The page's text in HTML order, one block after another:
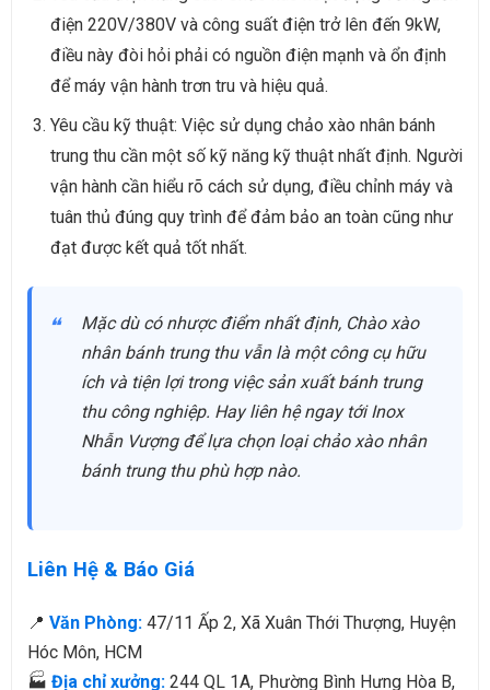
điện 220V/380V và công suất điện trở lên đến 9kW,
điều này đòi hỏi phải có nguồn điện mạnh và ổn định
để máy vận hành trơn tru và hiệu quả.
Yêu cầu kỹ thuật: Việc sử dụng chảo xào nhân bánh
trung thu cần một số kỹ năng kỹ thuật nhất định. Người
vận hành cần hiểu rõ cách sử dụng, điều chỉnh máy và
tuân thủ đúng quy trình để đảm bảo an toàn cũng như
đạt được kết quả tốt nhất.
Mặc dù có nhược điểm nhất định, Chào xào
nhân bánh trung thu vẫn là một công cụ hữu
ích và tiện lợi trong việc sản xuất bánh trung
thu công nghiệp. Hay liên hệ ngay tới Inox
Nhẫn Vượng để lựa chọn loại chảo xào nhân
bánh trung thu phù hợp nào.
Liên Hệ & Báo Giá
📍 Văn Phòng:47/11 Ấp 2, Xã Xuân Thới Thượng, Huyện
Hóc Môn, HCM
🏭 Địa chỉ xưởng:244 QL 1A, Phường Bình Hưng Hòa B,